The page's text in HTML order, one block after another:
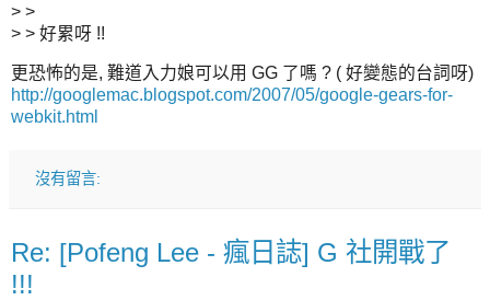
> >
> > 好累呀 !!
更恐怖的是, 難道入力娘可以用 GG 了嗎 ? ( 好變態的台詞呀)
http://googlemac.blogspot.com/2007/05/google-gears-for-
webkit.html
沒有留言:
Re: [Pofeng Lee - 瘋日誌] G 社開戰了
!!!